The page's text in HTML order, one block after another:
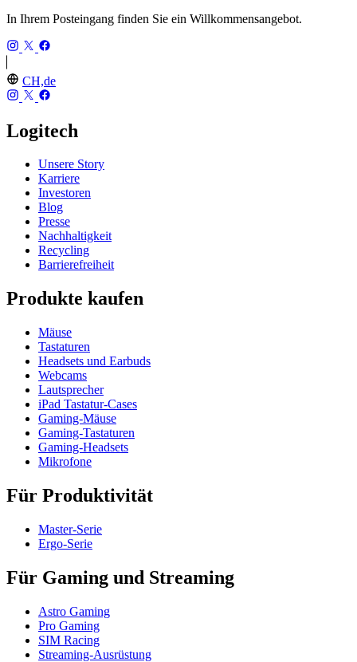
In Ihrem Posteingang finden Sie ein Willkommensangebot.
CH,de
Logitech
Unsere Story
Karriere
Investoren
Blog
Presse
Nachhaltigkeit
Recycling
Barrierefreiheit
Produkte kaufen
Mäuse
Tastaturen
Headsets und Earbuds
Webcams
Lautsprecher
iPad Tastatur-Cases
Gaming-Mäuse
Gaming-Tastaturen
Gaming-Headsets
Mikrofone
Für Produktivität
Master-Serie
Ergo-Serie
Für Gaming und Streaming
Astro Gaming
Pro Gaming
SIM Racing
Streaming-Ausrüstung